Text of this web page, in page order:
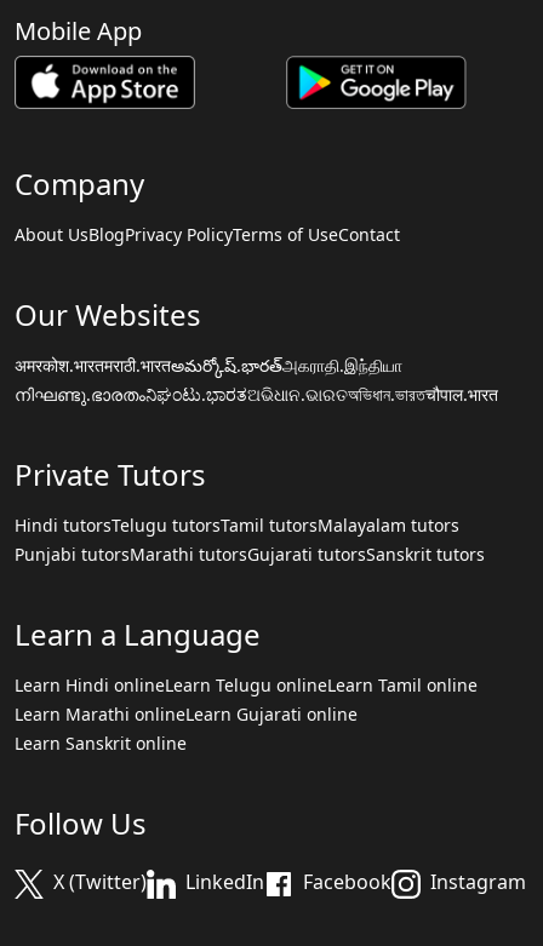
Mobile App
Company
About UsBlogPrivacy PolicyTerms of UseContact
Our Websites
अमरकोश.भारतमराठी.भारतఅమర్కోష్.భారత్அகராதி.இந்தியா
നിഘണ്ടു.ഭാരതംನಿಘಂಟು.ಭಾರತଅଭିଧାନ.ଭାରତঅভিধান.ভারতचौपाल.भारत
Private Tutors
Hindi tutorsTelugu tutorsTamil tutorsMalayalam tutors
Punjabi tutorsMarathi tutorsGujarati tutorsSanskrit tutors
Learn a Language
Learn Hindi onlineLearn Telugu onlineLearn Tamil online
Learn Marathi onlineLearn Gujarati online
Learn Sanskrit online
Follow Us
X (Twitter) LinkedIn Facebook Instagram